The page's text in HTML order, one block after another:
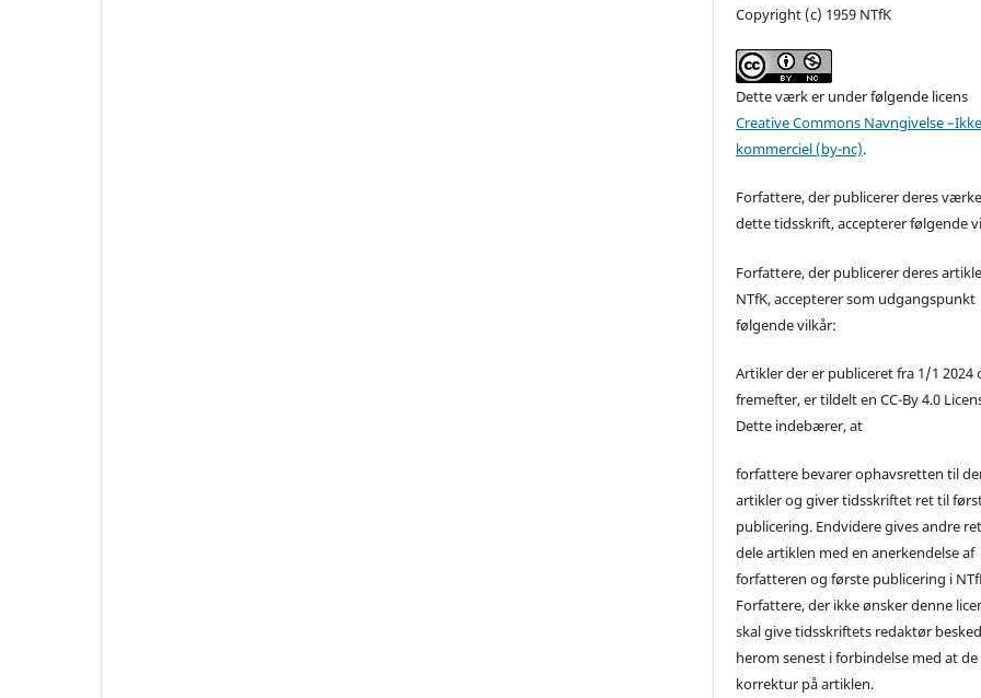
Copyright (c) 1959 NTfK
Dette værk er under følgende licens
Creative Commons Navngivelse
kommerciel (by-nc).
Forfattere, der publicerer deres
dette tidsskrift, accepterer følgende
Forfattere, der publicerer deres
NTfK, accepterer som udgangspunkt
følgende vilkår:
Artikler der er publiceret fra 1/1 2024
fremefter, er tildelt en CC-By 4.0
Dette indebærer, at
forfattere bevarer ophavsretten til
artikler og giver tidsskriftet ret til
publicering. Endvidere gives andre
dele artiklen med en anerkendelse af
forfatteren og første publicering i
Forfattere, der ikke ønsker denne
skal give tidsskriftets redaktør besked
herom senest i forbindelse med at
korrektur på artiklen.